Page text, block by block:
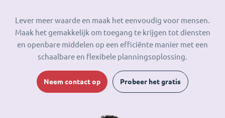
Lever meer waarde en maak het eenvoudig voor mensen.
Maak het gemakkelijk om toegang te krijgen tot diensten
en openbare middelen op een efficiënte manier met een
schaalbare en flexibele planningsoplossing.
Neem contact op Probeer het gratis